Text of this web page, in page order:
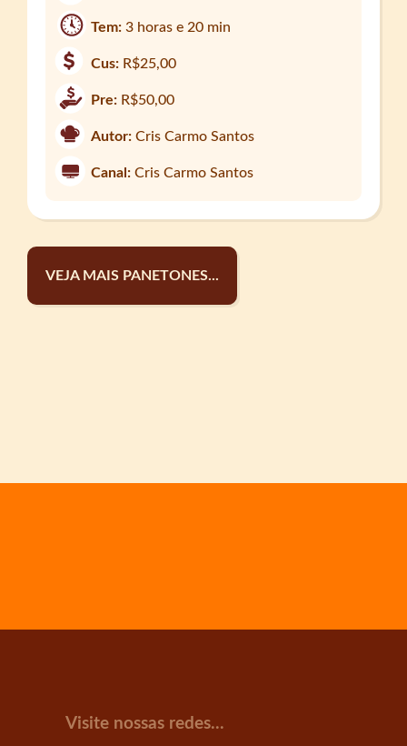
Tem:3 horas e 20 min
Cus: R$25,00
Pre: R$50,00
Autor: Cris Carmo Santos
Canal: Cris Carmo Santos
VEJA MAIS PANETONES...
Visite nossas redes...